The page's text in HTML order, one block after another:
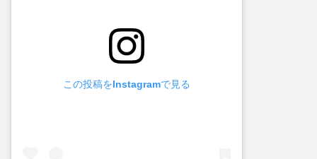
この投稿をInstagramで見る